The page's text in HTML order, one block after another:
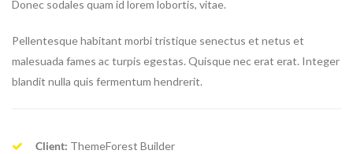
Donec sodales quam id lorem lobortis, vitae.
Pellentesque habitant morbi tristique senectus et netus et
malesuada fames ac turpis egestas. Quisque nec erat erat. Integer
blandit nulla quis fermentum hendrerit.
Client: ThemeForest Builder